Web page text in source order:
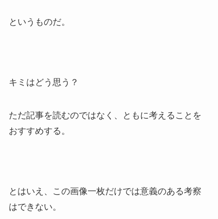
というものだ。
キミはどう思う？
ただ記事を読むのではなく、ともに考えることを
おすすめする。
とはいえ、この画像一枚だけでは意義のある考察
はできない。